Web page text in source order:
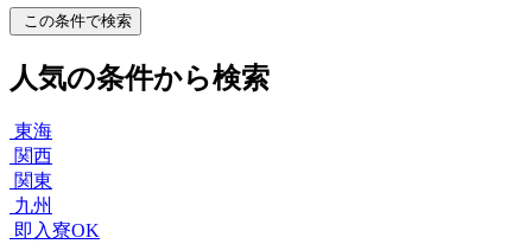
この条件で検索
人気の条件から検索
東海
関西
関東
九州
即入寮OK